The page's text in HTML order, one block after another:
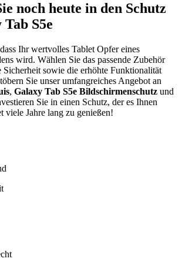
noch heute in den Schutz
S5e
Ihr wertvolles Tablet Opfer eines
wird. Wählen Sie das passende Zubehör
Sicherheit sowie die erhöhte Funktionalität
Sie unser umfangreiches Angebot an
, Galaxy Tab S5e Bildschirmenschutz und
Sie in einen Schutz, der es Ihnen
viele Jahre lang zu genießen!